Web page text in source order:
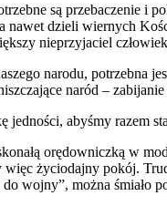
są przebaczenie i
nawet dzieli wiernych
nieprzyjaciel
narodu, potrzebna
naród –
jedności, abyśmy razem
orędowniczką w
więc życiodajny pokój.
wojny”, można